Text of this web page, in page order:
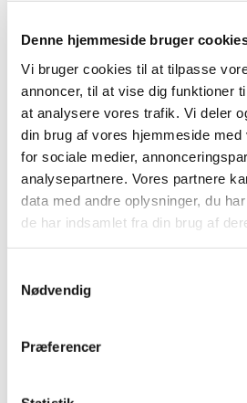
Denne hjemmeside bruger
Vi bruger cookies til at tilpasse
annoncer, til at vise dig funktioner
at analysere vores trafik. Vi deler
din brug af vores hjemmeside med
for sociale medier,
analysepartnere. Vores partnere
data med andre oplysninger, du
de har indsamlet fra din brug af
Nødvendig
Præferencer
2012 (44)
2011 (13)
november (1)
oktober (2)
september (2)
august (2)
juli (1)
juni (1)
maj (2)
januar (1)
2008 (8)